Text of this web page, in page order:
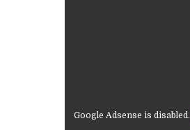
Google Adsense is disabled.